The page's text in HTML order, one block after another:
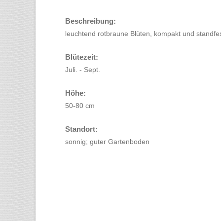
Beschreibung:
leuchtend rotbraune Blüten, kompakt und
Blütezeit:
Juli. - Sept.
Höhe:
50-80 cm
Standort:
sonnig; guter Gartenboden